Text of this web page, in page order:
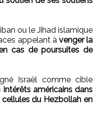
ou le Jihad islamique
appelant à venger la
cas de poursuites de
Israël comme cible
américains dans
du Hezbollah en